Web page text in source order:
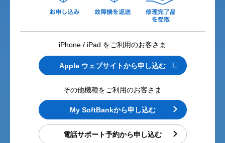
iPhone / iPad をご利用のお客さま
Apple ウェブサイトから申し込む
その他機種をご利用のお客さま
My SoftBankから申し込む
電話サポート予約から申し込む